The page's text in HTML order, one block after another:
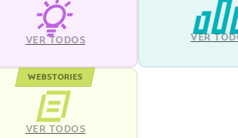
VER TODOS VER
WEBSTORIES
VER TODOS